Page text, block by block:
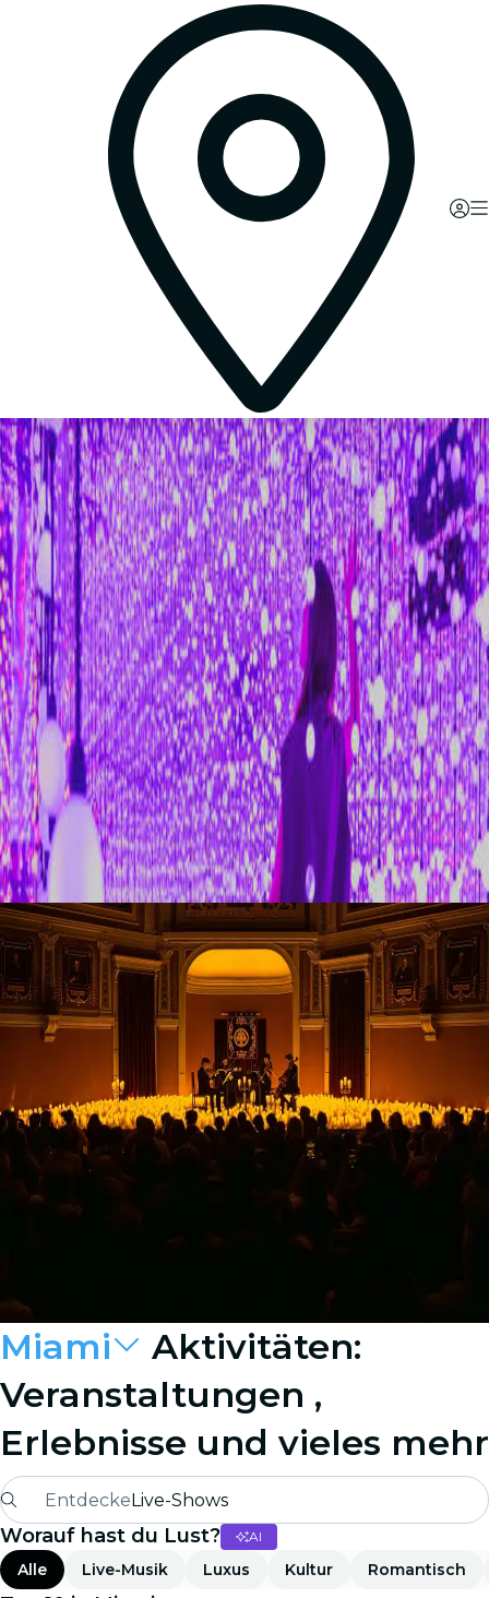
Miami
Aktivitäten:
Veranstaltungen ,
Erlebnisse und vieles mehr
EntdeckeLive-Shows
Madrid
Worauf hast du Lust? AI
Alle Live-Musik Luxus Kultur Romantisch